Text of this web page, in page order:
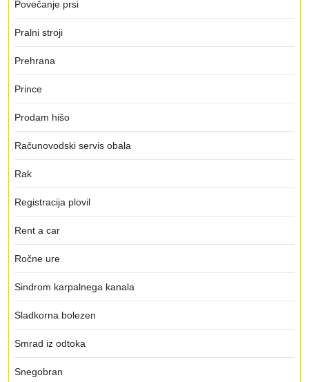
Povečanje prsi
Pralni stroji
Prehrana
Prince
Prodam hišo
Računovodski servis obala
Rak
Registracija plovil
Rent a car
Ročne ure
Sindrom karpalnega kanala
Sladkorna bolezen
Smrad iz odtoka
Snegobran